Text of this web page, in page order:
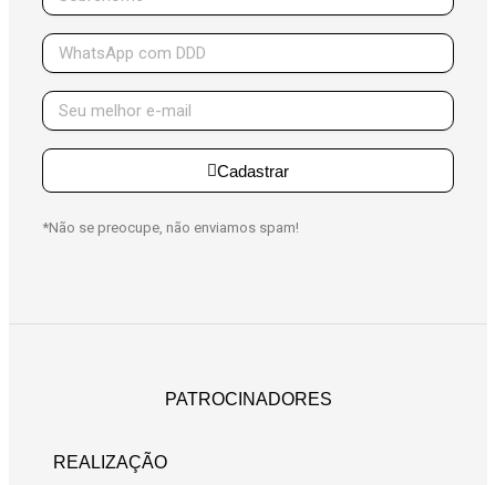
Cadastrar
*Não se preocupe, não enviamos spam!
PATROCINADORES
REALIZAÇÃO